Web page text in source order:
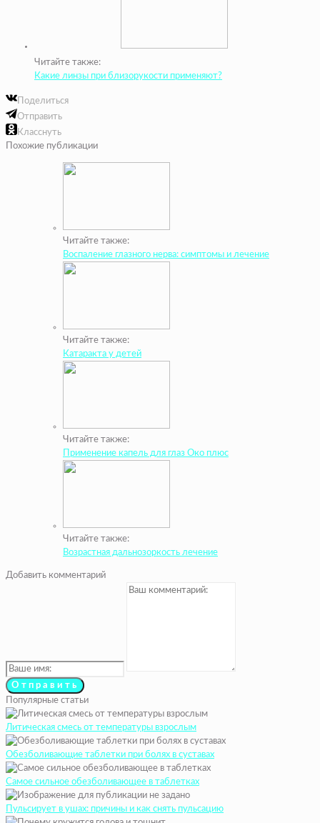
Читайте также:
Какие линзы при близорукости применяют?
Поделиться
Отправить
Класснуть
Похожие публикации
Читайте также:
Воспаление глазного нерва: симптомы и лечение
Читайте также:
Катаракта у детей
Читайте также:
Применение капель для глаз Око плюс
Читайте также:
Возрастная дальнозоркость лечение
Добавить комментарий
Популярные статьи
Литическая смесь от температуры взрослым
Обезболивающие таблетки при болях в суставах
Самое сильное обезболивающее в таблетках
Пульсирует в ушах: причины и как снять пульсацию